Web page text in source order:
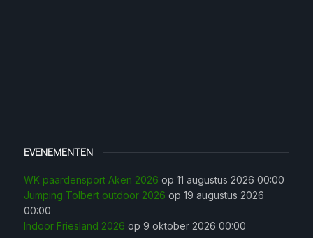
EVENEMENTEN
WK paardensport Aken 2026 op 11 augustus 2026 00:00
Jumping Tolbert outdoor 2026 op 19 augustus 2026
00:00
Indoor Friesland 2026 op 9 oktober 2026 00:00